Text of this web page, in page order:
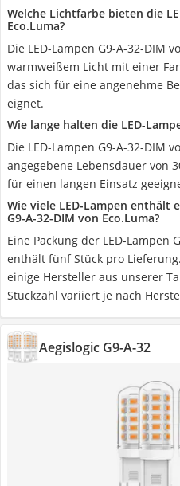
Welche Lichtfarbe bieten die
Eco.Luma?
Die LED-Lampen G9-A-32-DIM
warmweißem Licht mit einer
das sich für eine angenehme
eignet.
Wie lange halten die LED-
Die LED-Lampen G9-A-32-DIM
angegebene Lebensdauer von
für einen langen Einsatz
Wie viele LED-Lampen enthält
G9-A-32-DIM von Eco.Luma?
Eine Packung der LED-Lampen
enthält fünf Stück pro
einige Hersteller aus unserer
Stückzahl variiert je nach
Aegislogic G9-A-32